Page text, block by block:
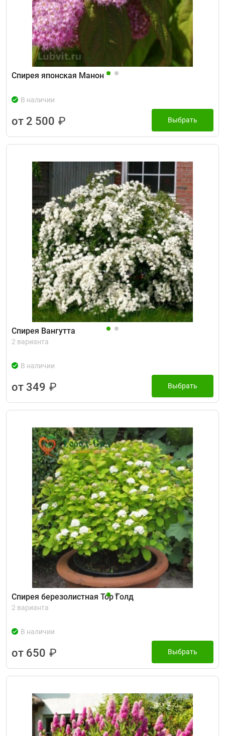
Спирея японская Манон
В наличии
от 2 500 ₽ Выбрать
Спирея Вангутта
2 варианта
В наличии
от 349 ₽ Выбрать
Спирея березолистная Тор Голд
2 варианта
В наличии
от 650 ₽ Выбрать